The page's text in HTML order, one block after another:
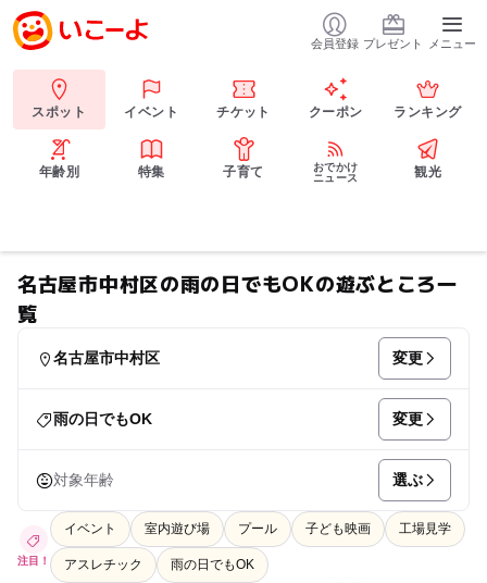
会員登録 プレゼント メニュー
スポット イベント チケット クーポン ランキング
年齢別 特集 子育て
おでかけ
ニュース
観光
名古屋市中村区の雨の日でもOKの遊ぶところ一
覧
名古屋市中村区 変更
雨の日でもOK 変更
対象年齢 選ぶ
注目！
イベント 室内遊び場 プール 子ども映画 工場見学
アスレチック 雨の日でもOK